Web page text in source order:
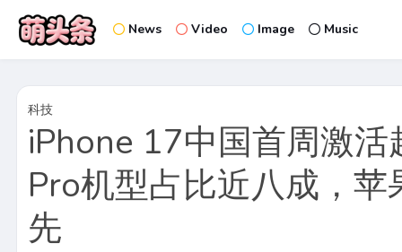
News Video Image Music
科技
iPhone 17中国首周激活
Pro机型占比近八成，苹
先